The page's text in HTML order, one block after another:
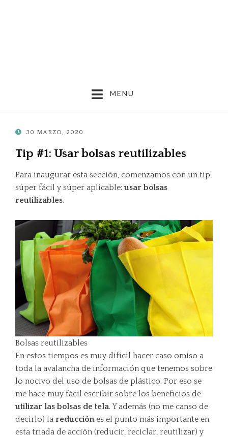
MENU
POSTED
30 MARZO, 2020
Tip #1: Usar bolsas reutilizables
Para inaugurar esta sección, comenzamos con un tip
súper fácil y súper aplicable:usar bolsas
reutilizables.
Bolsas reutilizables
En estos tiempos es muy difícil hacer caso omiso a
toda la avalancha de información que tenemos sobre
lo nocivo del uso de bolsas de plástico. Por eso se
me hace muy fácil escribir sobre los beneficios de
utilizar las bolsas de tela. Y además (no me canso de
decirlo) la reducciónes el punto más importante en
esta triada de acción (reducir, reciclar, reutilizar) y